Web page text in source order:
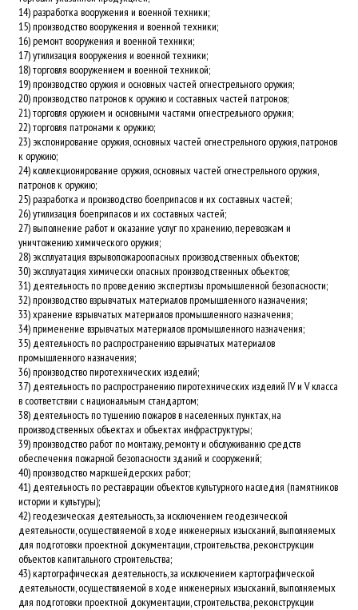
14) разработка вооружения и военной техники;
15) производство вооружения и военной техники;
16) ремонт вооружения и военной техники;
17) утилизация вооружения и военной техники;
18) торговля вооружением и военной техникой;
19) производство оружия и основных частей огнестрельного оружия;
20) производство патронов к оружию и составных частей патронов;
21) торговля оружием и основными частями огнестрельного оружия;
22) торговля патронами к оружию;
23) экспонирование оружия, основных частей огнестрельного оружия, патронов
к оружию;
24) коллекционирование оружия, основных частей огнестрельного оружия,
патронов к оружию;
25) разработка и производство боеприпасов и их составных частей;
26) утилизация боеприпасов и их составных частей;
27) выполнение работ и оказание услуг по хранению, перевозкам и
уничтожению химического оружия;
28) эксплуатация взрывопожароопасных производственных объектов;
30) эксплуатация химически опасных производственных объектов;
31) деятельность по проведению экспертизы промышленной безопасности;
32) производство взрывчатых материалов промышленного назначения;
33) хранение взрывчатых материалов промышленного назначения;
34) применение взрывчатых материалов промышленного назначения;
35) деятельность по распространению взрывчатых материалов
промышленного назначения;
36) производство пиротехнических изделий;
37) деятельность по распространению пиротехнических изделий IV и V класса
в соответствии с национальным стандартом;
38) деятельность по тушению пожаров в населенных пунктах, на
производственных объектах и объектах инфраструктуры;
39) производство работ по монтажу, ремонту и обслуживанию средств
обеспечения пожарной безопасности зданий и сооружений;
40) производство маркшейдерских работ;
41) деятельность по реставрации объектов культурного наследия (памятников
истории и культуры);
42) геодезическая деятельность, за исключением геодезической
деятельности, осуществляемой в ходе инженерных изысканий, выполняемых
для подготовки проектной документации, строительства, реконструкции
объектов капитального строительства;
43) картографическая деятельность, за исключением картографической
деятельности, осуществляемой в ходе инженерных изысканий, выполняемых
для подготовки проектной документации, строительства, реконструкции